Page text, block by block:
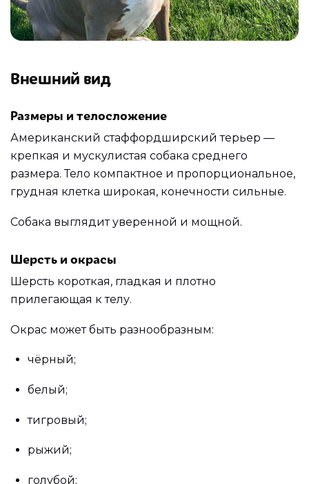
Внешний вид
Размеры и телосложение
Американский стаффордширский терьер —
крепкая и мускулистая собака среднего
размера. Тело компактное и пропорциональное,
грудная клетка широкая, конечности сильные.
Собака выглядит уверенной и мощной.
Шерсть и окрасы
Шерсть короткая, гладкая и плотно
прилегающая к телу.
Окрас может быть разнообразным:
чёрный;
белый;
тигровый;
рыжий;
голубой;